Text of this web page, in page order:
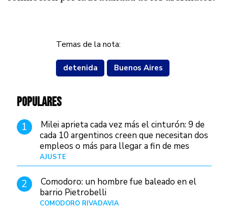
Temas de la nota:
detenida Buenos Aires
POPULARES
1
Milei aprieta cada vez más el cinturón: 9 de
cada 10 argentinos creen que necesitan dos
empleos o más para llegar a fin de mes
AJUSTE
2
Comodoro: un hombre fue baleado en el
barrio Pietrobelli
COMODORO RIVADAVIA